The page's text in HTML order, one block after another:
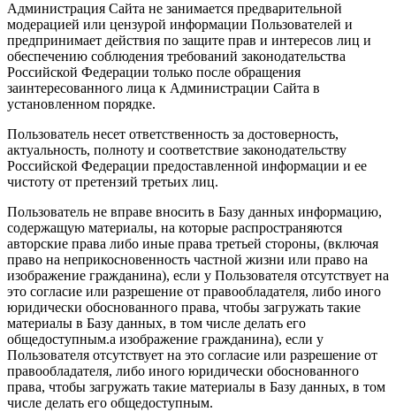
Администрация Сайта не занимается предварительной
модерацией или цензурой информации Пользователей и
предпринимает действия по защите прав и интересов лиц и
обеспечению соблюдения требований законодательства
Российской Федерации только после обращения
заинтересованного лица к Администрации Сайта в
установленном порядке.
Пользователь несет ответственность за достоверность,
актуальность, полноту и соответствие законодательству
Российской Федерации предоставленной информации и ее
чистоту от претензий третьих лиц.
Пользователь не вправе вносить в Базу данных информацию,
содержащую материалы, на которые распространяются
авторские права либо иные права третьей стороны, (включая
право на неприкосновенность частной жизни или право на
изображение гражданина), если у Пользователя отсутствует на
это согласие или разрешение от правообладателя, либо иного
юридически обоснованного права, чтобы загружать такие
материалы в Базу данных, в том числе делать его
общедоступным.а изображение гражданина), если у
Пользователя отсутствует на это согласие или разрешение от
правообладателя, либо иного юридически обоснованного
права, чтобы загружать такие материалы в Базу данных, в том
числе делать его общедоступным.